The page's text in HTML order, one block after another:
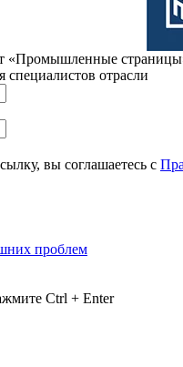
«Промышленные
специалистов отрасли
вы соглашаетесь с
проблем
Ctrl + Enter